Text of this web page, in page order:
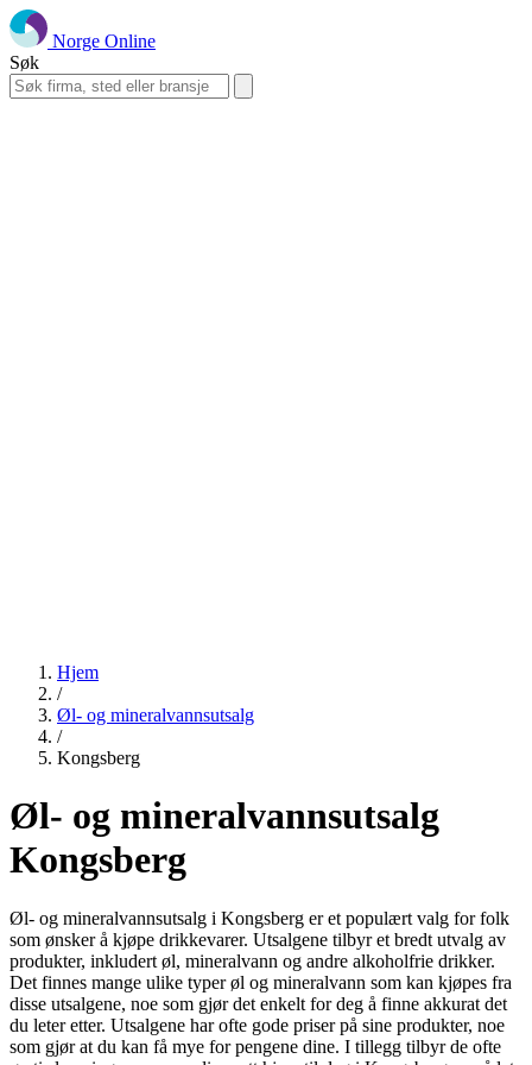
Norge Online
Søk
Hjem
/
Øl- og mineralvannsutsalg
/
Kongsberg
Øl- og mineralvannsutsalg
Kongsberg
Øl- og mineralvannsutsalg i Kongsberg er et populært valg for folk
som ønsker å kjøpe drikkevarer. Utsalgene tilbyr et bredt utvalg av
produkter, inkludert øl, mineralvann og andre alkoholfrie drikker.
Det finnes mange ulike typer øl og mineralvann som kan kjøpes fra
disse utsalgene, noe som gjør det enkelt for deg å finne akkurat det
du leter etter. Utsalgene har ofte gode priser på sine produkter, noe
som gjør at du kan få mye for pengene dine. I tillegg tilbyr de ofte